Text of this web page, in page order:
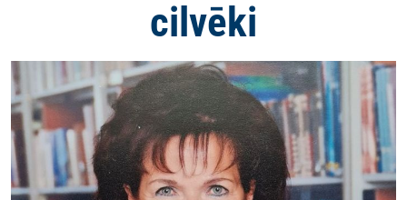
cilvēki